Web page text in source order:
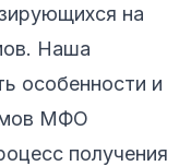
на
Наша
особенности и
МФО
получения